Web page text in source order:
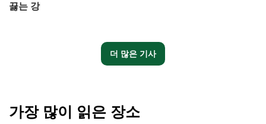
끓는 강
더 많은 기사
가장 많이 읽은 장소